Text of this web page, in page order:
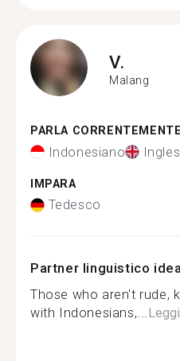
V.
Malang
PARLA CORRENTEMENTE
Indonesiano
IMPARA
Tedesco
Partner linguistico
Those who aren't rude,
with Indonesians,...